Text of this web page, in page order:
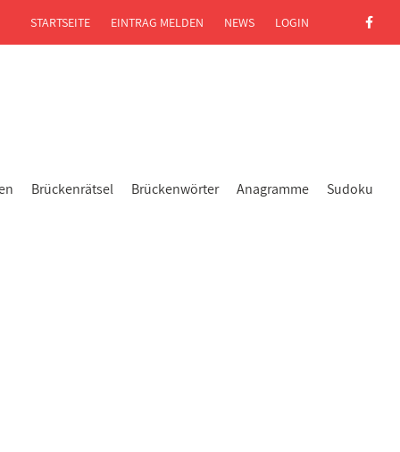
Brückenrätsel Brückenwörter Anagramme Sudoku
STARTSEITE EINTRAG MELDEN NEWS LOGIN